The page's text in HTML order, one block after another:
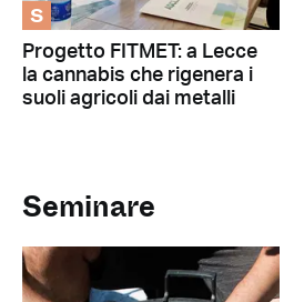
S
Progetto FITMET: a Lecce
la cannabis che rigenera i
suoli agricoli dai metalli
Seminare